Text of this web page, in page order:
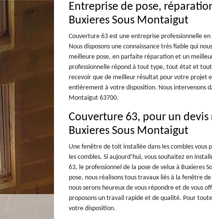
Entreprise de pose,
Buxieres Sous Montaigut
Couverture 63 est une entreprise professionnelle
Nous disposons une connaissance très fiable qui
meilleure pose, en parfaite réparation et un
professionnelle répond à tout type, tout état et
recevoir que de meilleur résultat pour votre projet
entièrement à votre disposition. Nous intervenons
Montaigut 63700.
Couverture 63, pour un
Buxieres Sous Montaigut
Une fenêtre de toit installée dans les combles
les combles. Si aujourd’hui, vous souhaitez en
63, le professionnel de la pose de velux à Buxieres
pose, nous réalisons tous travaux liés à la fenêtre
nous serons heureux de vous répondre et de vous
proposons un travail rapide et de qualité. Pour
votre disposition.